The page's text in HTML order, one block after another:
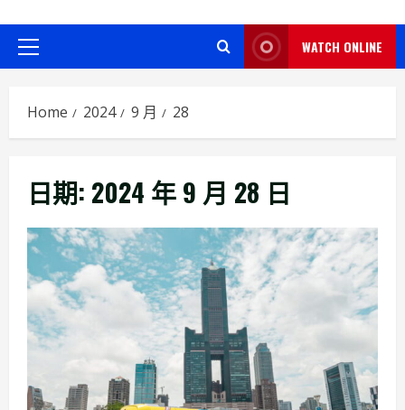
Primary
WATCH ONLINE
Home 2024 9 月 28
日期: 2024 年 9 月 28 日